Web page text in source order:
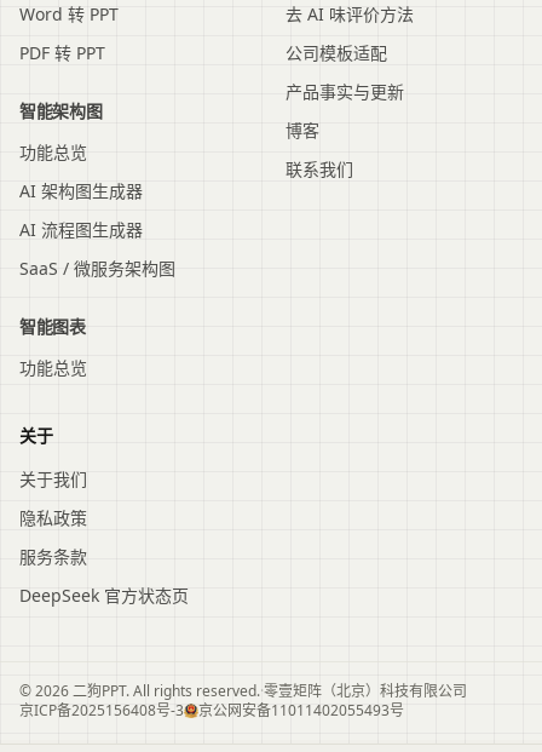
Word 转 PPT
PDF 转 PPT
智能架构图
功能总览
AI 架构图生成器
AI 流程图生成器
SaaS / 微服务架构图
智能图表
功能总览
去 AI 味评价方法
公司模板适配
产品事实与更新
博客
联系我们
关于
关于我们
隐私政策
服务条款
DeepSeek 官方状态页
© 2026 二狗PPT. All rights reserved.·零壹矩阵（北京）科技有限公司
京ICP备2025156408号-3
京公网安备11011402055493号